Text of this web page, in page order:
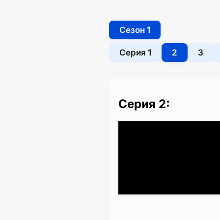
Сезон 1
Серия 1 2 3
Серия 2: